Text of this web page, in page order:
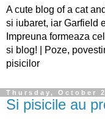
A cute blog of a cat
si iubaret, iar Garfield
Impreuna formeaza
si blog! | Poze,
pisicilor
Thursday, October
Si pisicile au